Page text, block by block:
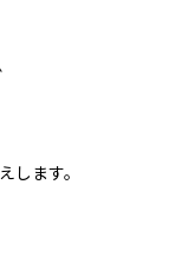
します。